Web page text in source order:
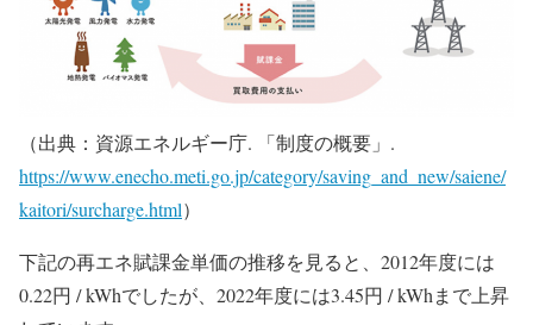
（出典：資源エネルギー庁. 「制度の概要」.
https://www.enecho.meti.go.jp/category/saving_and_new/saiene/
kaitori/surcharge.html）
下記の再エネ賦課金単価の推移を見ると、2012年度には
0.22円 / kWhでしたが、2022年度には3.45円 / kWhまで上昇